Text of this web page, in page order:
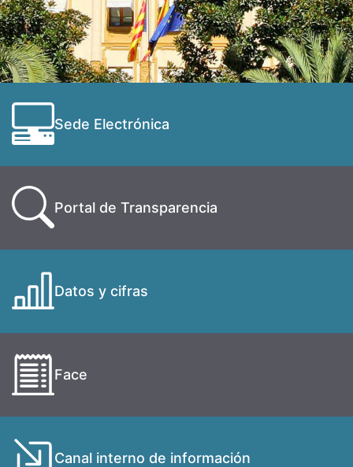
Sede Electrónica
Portal de Transparencia
Datos y cifras
Face
Canal interno de información